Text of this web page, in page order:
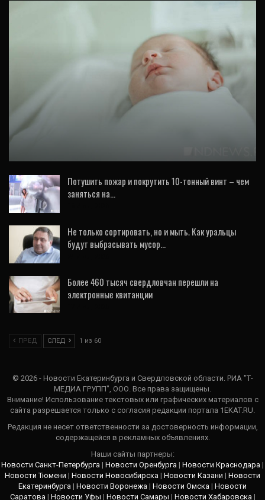
В Каменске-Уральском подтопило
перинатальный центр. Рожениц повезут в
Потушить пожар и покрутить 10-тонный винт – чем
заняться на…
Не только сортировать, но и мыть. Как уральцы
будут выбрасывать мусор…
Более 460 тысяч свердловчан перешли на
электронные квитанции
ПРЕД СЛЕД 1 из 60
© 2026 - Новости Екатеринбурга и Свердловской области. РИА "Т-
МЕДИА ГРУПП", ООО. Все права защищены.
Внимание! Использование текстовых или графических материалов с
сайта разрешается только c согласия редакции портала 1EKAT.RU.
Редакция не несет ответственности за достоверность информации,
содержащейся в рекламных объявлениях.
Наши сайты партнеры:
Новости Санкт-Петербурга | Новости Оренбурга | Новости Краснодара |
Новости Тюмени | Новости Новосибирска | Новости Казани | Новости
Екатеринбурга | Новости Воронежа | Новости Омска | Новости
Саратова| Новости Уфы | Новости Самары | Новости Хабаровска|